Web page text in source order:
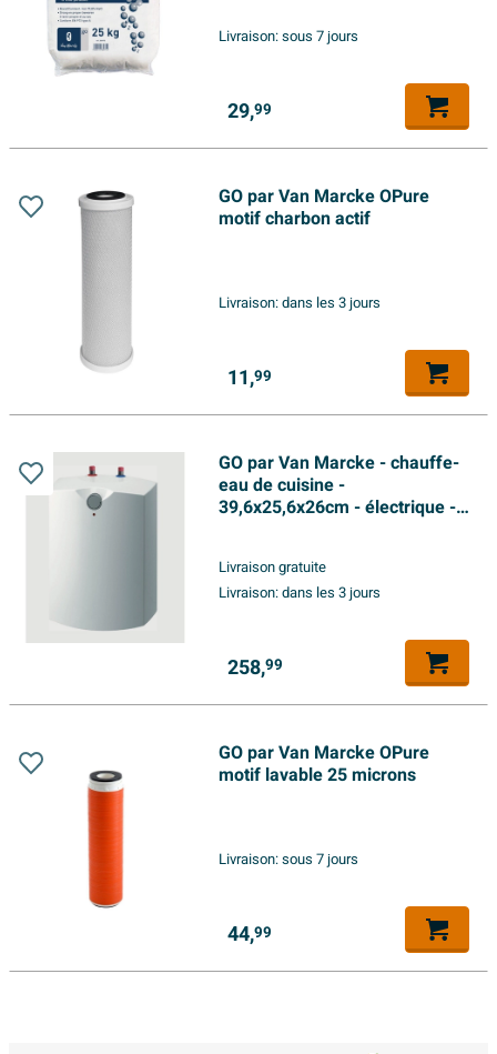
Livraison:sous 7 jours
29,99
GO par Van Marcke OPure
motif charbon actif
Livraison:dans les 3 jours
11,99
GO par Van Marcke - chauffe-
eau de cuisine -
39,6x25,6x26cm - électrique -
Livraison gratuite
Livraison:dans les 3 jours
258,99
GO par Van Marcke OPure
motif lavable 25 microns
Livraison:sous 7 jours
44,99